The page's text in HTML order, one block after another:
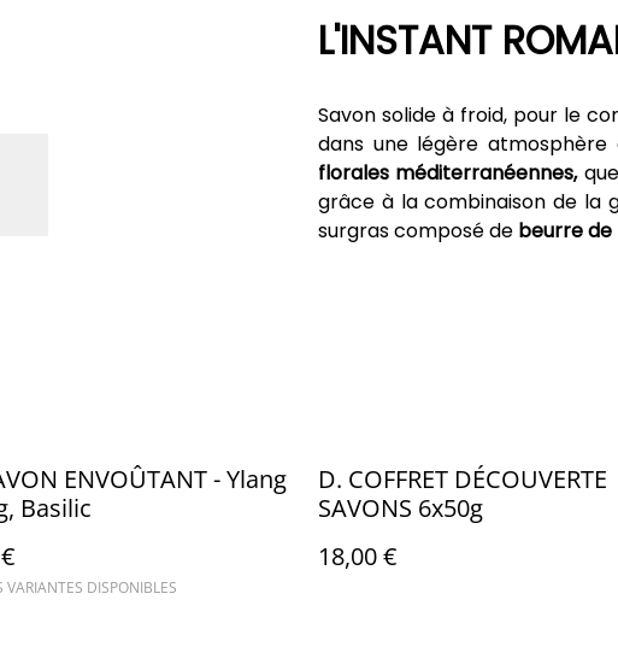
L'INSTANT
Savon solide à froid, pour le
dans une légère atmosphère
florales méditerranéennes,
grâce à la combinaison de la
surgras composé de beurre de
ENVOÛTANT - Ylang
Basilic
VARIANTES DISPONIBLES
D. COFFRET DÉCOUVERTE
SAVONS 6x50g
18,00 €